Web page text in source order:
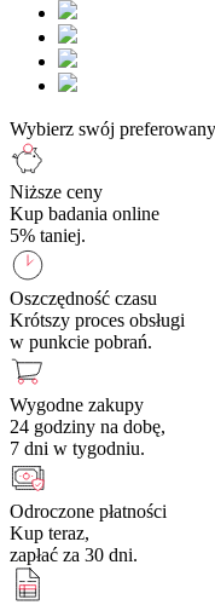
Wybierz swój
Niższe ceny
Kup badania online
5% taniej.
Oszczędność czasu
Krótszy proces obsługi
w punkcie pobrań.
Wygodne zakupy
24 godziny na dobę,
7 dni w tygodniu.
Odroczone płatności
Kup teraz,
zapłać za 30 dni.